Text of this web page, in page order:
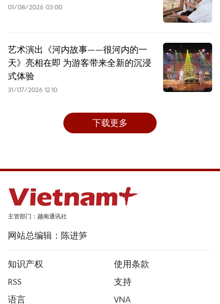
01/08/2026 03:00
艺术演出《河内故事——很河内的一
天》亮相在即 为游客带来全新的沉浸
式体验
31/07/2026 12:10
下载更多
主管部门：越南通讯社
网站总编辑：陈进笋
知识产权
使用条款
RSS
支持
语言
VNA